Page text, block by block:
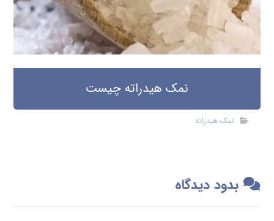
نمک هیدراته چیست
نمک هیدراته
بدود دیدگاه